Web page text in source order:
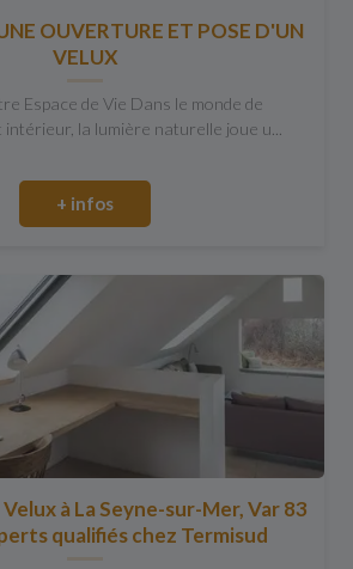
OUVERTURE ET POSE D'UN
VELUX
Espace de Vie Dans le monde de
intérieur, la lumière naturelle joue u...
+ infos
à La Seyne-sur-Mer, Var 83
qualifiés chez Termisud